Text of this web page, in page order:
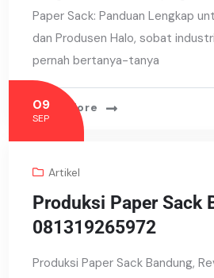
Paper Sack: Panduan Lengkap
dan Produsen Halo, sobat
pernah bertanya-tanya
Read More
09
SEP
Artikel
Produksi Paper Sack
081319265972
Produksi Paper Sack Bandung,